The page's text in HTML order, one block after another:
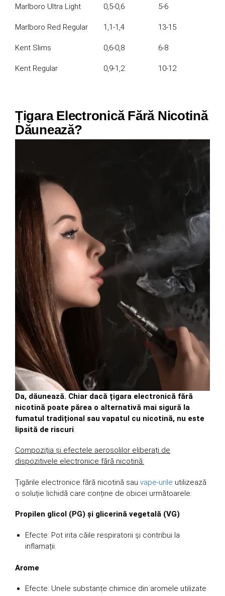
Marlboro Ultra Light 0,5-0,6 5-6
Marlboro Red Regular 1,1-1,4 13-15
Kent Slims 0,6-0,8 6-8
Kent Regular 0,9-1,2 10-12
Țigara Electronică Fără Nicotină
Dăunează?
Da, dăunează. Chiar dacă țigara electronică fără
nicotină poate părea o alternativă mai sigură la
fumatul tradițional sau vapatul cu nicotină, nu este
lipsită de riscuri.
Compoziția și efectele aerosolilor eliberați de
dispozitivele electronice fără nicotină:
Țigările electronice fără nicotină sau vape-urile utilizează
o soluție lichidă care conține de obicei următoarele:
Propilen glicol (PG) și glicerină vegetală (VG)
Efecte: Pot irita căile respiratorii și contribui la
inflamații.
Arome
Efecte: Unele substanțe chimice din aromele utilizate